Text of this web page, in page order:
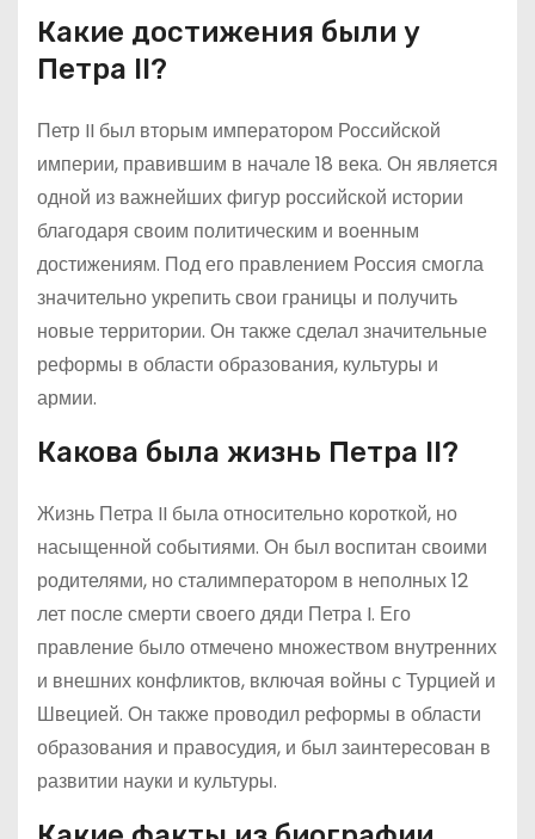
Какие достижения были у
Петра II?
Петр II был вторым императором Российской
империи, правившим в начале 18 века. Он является
одной из важнейших фигур российской истории
благодаря своим политическим и военным
достижениям. Под его правлением Россия смогла
значительно укрепить свои границы и получить
новые территории. Он также сделал значительные
реформы в области образования, культуры и
армии.
Какова была жизнь Петра II?
Жизнь Петра II была относительно короткой, но
насыщенной событиями. Он был воспитан своими
родителями, но сталимператором в неполных 12
лет после смерти своего дяди Петра I. Его
правление было отмечено множеством внутренних
и внешних конфликтов, включая войны с Турцией и
Швецией. Он также проводил реформы в области
образования и правосудия, и был заинтересован в
развитии науки и культуры.